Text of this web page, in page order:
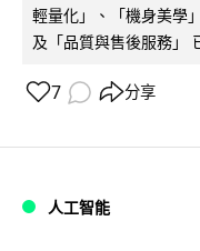
輕量化」、「機身美學
及「品質與售後服務」
7 分享
人工智能